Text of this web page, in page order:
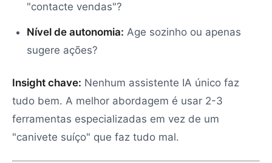
"contacte vendas"?
Nível de autonomia: Age sozinho ou apenas
sugere ações?
Insight chave: Nenhum assistente IA único faz
tudo bem. A melhor abordagem é usar 2-3
ferramentas especializadas em vez de um
"canivete suíço" que faz tudo mal.